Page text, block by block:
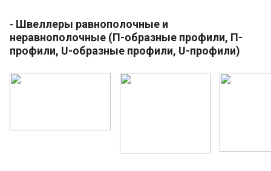
- Швеллеры равнополочные и
неравнополочные (П-образные профили, П-
профили, U-образные профили, U-профили)